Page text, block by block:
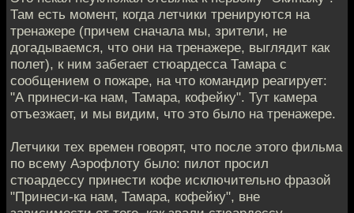
Там есть момент, когда летчики тренируются на
тренажере (причем сначала мы, зрители, не
догадываемся, что они на тренажере, выглядит как
полет), к ним забегает стюардесса Тамара с
сообщением о пожаре, на что командир реагирует:
"А принеси-ка нам, Тамара, кофейку". Тут камера
отъезжает, и мы видим, что это было на тренажере.
Летчики тех времен говорят, что после этого фильма
по всему Аэрофлоту было: пилот просил
стюардессу принести кофе исключительно фразой
"Принеси-ка нам, Тамара, кофейку", вне